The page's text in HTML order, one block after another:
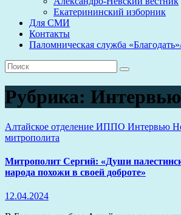
Екатерининский изборник
Для СМИ
Контакты
Паломническая служба
Рубрика: Интервью
Алтайское отделение ИППО Интервью
митрополита
Митрополит Сергий: «Души
народа похожи в своей доброте»
12.04.2024